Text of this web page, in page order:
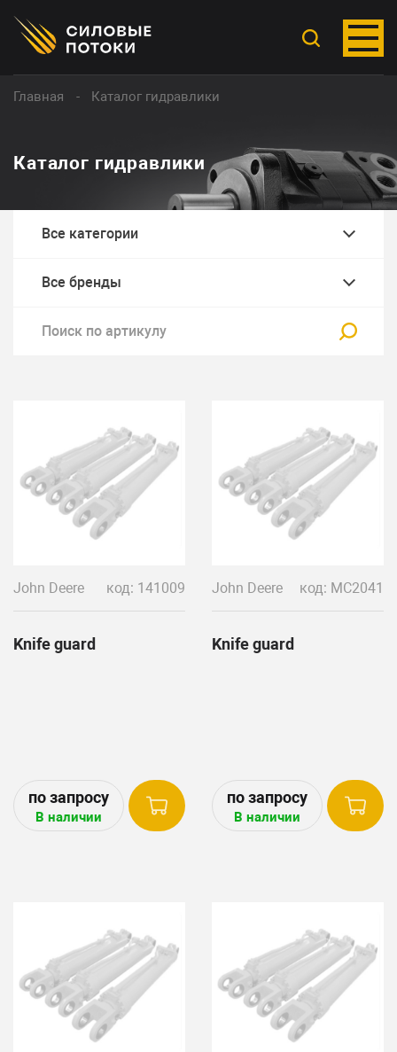
Главная Каталог гидравлики
Каталог гидравлики
John Deere код: 141009
Knife guard
В наличии
John Deere код: MC2041
Knife guard
В наличии
Все категории
Все бренды